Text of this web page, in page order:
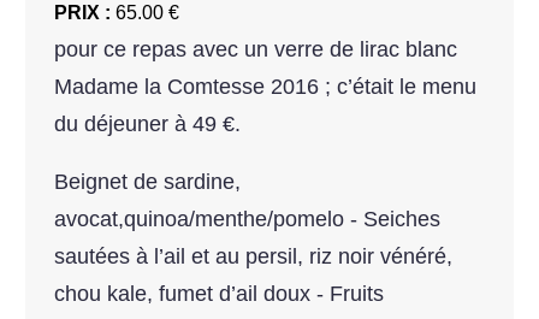
PRIX : 65.00 €
pour ce repas avec un verre de lirac blanc
Madame la Comtesse 2016 ; c’était le menu
du déjeuner à 49 €.
Beignet de sardine,
avocat,quinoa/menthe/pomelo - Seiches
sautées à l’ail et au persil, riz noir vénéré,
chou kale, fumet d’ail doux - Fruits